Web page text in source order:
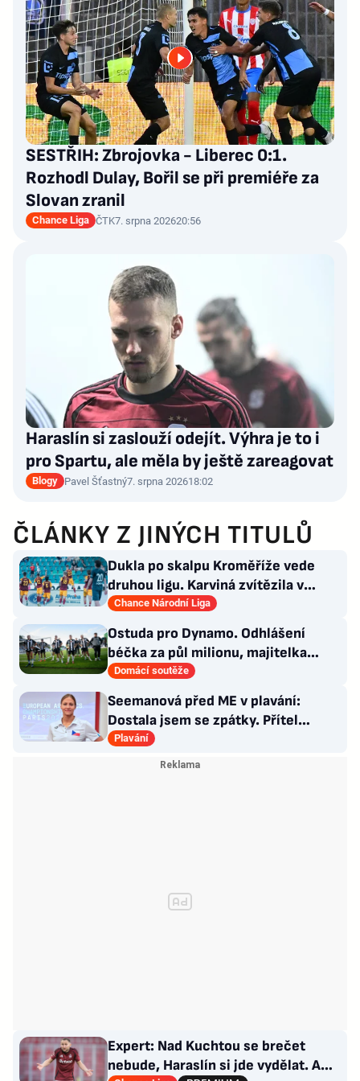
SESTŘIH: Zbrojovka - Liberec 0:1.
Rozhodl Dulay, Bořil se při premiéře za
Slovan zranil
Chance Liga ČTK7. srpna 202620:56
Haraslín si zaslouží odejít. Výhra je to i
pro Spartu, ale měla by ještě zareagovat
Blogy Pavel Šťastný7. srpna 202618:02
ČLÁNKY Z JINÝCH TITULŮ
Dukla po skalpu Kroměříže vede
druhou ligu. Karviná zvítězila v
Prostějově, remíza Ústí
Chance Národní Liga
Ostuda pro Dynamo. Odhlášení
béčka za půl milionu, majitelka
odmítla nabídku kraje
Domácí soutěže
Seemanová před ME v plavání:
Dostala jsem se zpátky. Přítel
Choupenitch? Motivuje mě
Plavání
Expert: Nad Kuchtou se brečet
nebude, Haraslín si jde vydělat. A